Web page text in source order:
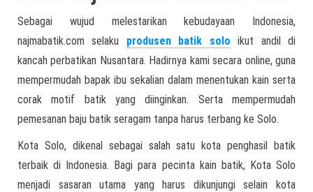
Sebagai wujud melestarikan kebudayaan Indonesia,
najmabatik.com selaku produsen batik solo ikut andil di
kancah perbatikan Nusantara. Hadirnya kami secara online, guna
mempermudah bapak ibu sekalian dalam menentukan kain serta
corak motif batik yang diinginkan. Serta mempermudah
pemesanan baju batik seragam tanpa harus terbang ke Solo.
Kota Solo, dikenal sebagai salah satu kota penghasil batik
terbaik di Indonesia. Bagi para pecinta kain batik, Kota Solo
menjadi sasaran utama yang harus dikunjungi selain kota